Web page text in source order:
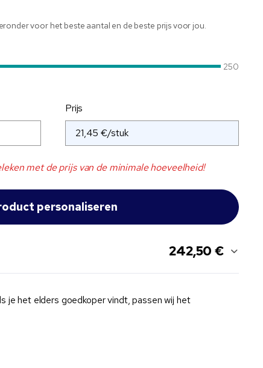
voor het beste aantal en de beste prijs voor jou.
250
Prijs
met de prijs van de minimale hoeveelheid!
242,50 €
je het elders goedkoper vindt, passen wij het